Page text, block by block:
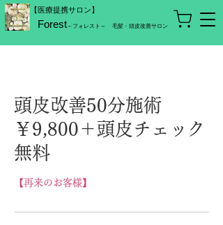
【医療提携サロン】
Forest ～フォレスト～ 毛髪・頭皮改善サロン
頭皮改善50分施術
￥9,800＋頭皮チェック
無料
【再来のお客様】